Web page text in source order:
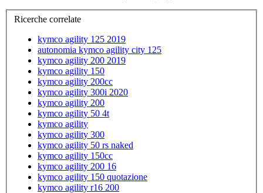
Ricerche correlate
kymco agility 125 2019
autonomia kymco agility city 125
kymco agility 200 2019
kymco agility 150
kymco agility 200cc
kymco agility 300i 2020
kymco agility 200
kymco agility 50 4t
kymco agility
kymco agility 300
kymco agility 50 rs naked
kymco agility 150cc
kymco agility 200 16
kymco agility 150 quotazione
kymco agility r16 200